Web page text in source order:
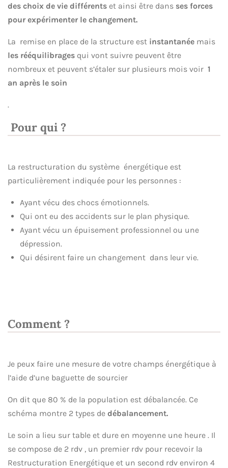
des choix de vie différents et ainsi être dans ses forces
pour expérimenter le changement.
La remise en place de la structure est instantanée mais
les rééquilibrages qui vont suivre peuvent être
nombreux et peuvent s’étaler sur plusieurs mois voir 1
an après le soin
.
Pour qui ?
La restructuration du système énergétique est
particulièrement indiquée pour les personnes :
Ayant vécu des chocs émotionnels.
Qui ont eu des accidents sur le plan physique.
Ayant vécu un épuisement professionnel ou une
dépression.
Qui désirent faire un changement dans leur vie.
Comment ?
Je peux faire une mesure de votre champs énergétique à
l’aide d’une baguette de sourcier
On dit que 80 % de la population est débalancée. Ce
schéma montre 2 types de débalancement.
Le soin a lieu sur table et dure en moyenne une heure . Il
se compose de 2 rdv , un premier rdv pour recevoir la
Restructuration Energétique et un second rdv environ 4